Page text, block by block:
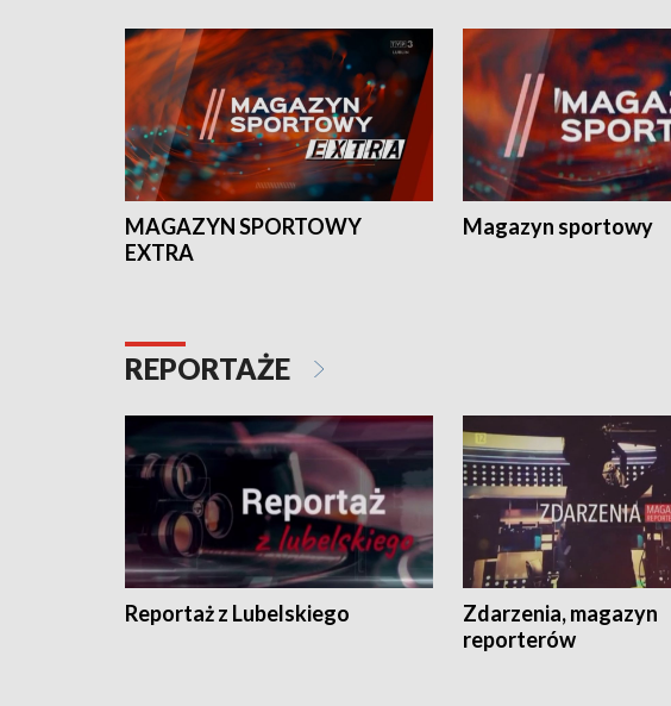
MAGAZYN SPORTOWY
EXTRA
Magazyn sportowy
REPORTAŻE
Reportaż z Lubelskiego
Zdarzenia, magazyn
reporterów